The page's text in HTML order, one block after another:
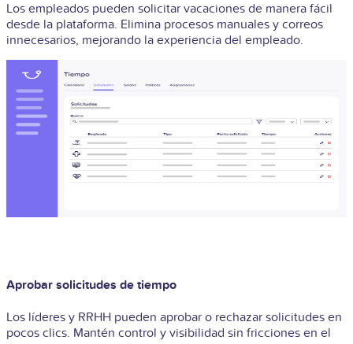
Los empleados pueden solicitar vacaciones de manera fácil
desde la plataforma. Elimina procesos manuales y correos
innecesarios, mejorando la experiencia del empleado.
Aprobar solicitudes de tiempo
Los líderes y RRHH pueden aprobar o rechazar solicitudes en
pocos clics. Mantén control y visibilidad sin fricciones en el